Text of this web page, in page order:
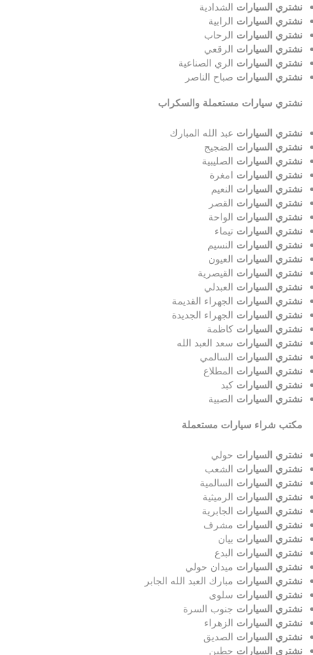
نشتري السيارات الشدادية
نشتري السيارات الرابية
نشتري السيارات الرحاب
نشتري السيارات الرقعي
نشتري السيارات الري الصناعية
نشتري السيارات صباح الناصر
نشتري سيارات مستعملة والسكراب
نشتري السيارات عبد الله المبارك
نشتري السيارات الضجيج
نشتري السيارات الصليبية
نشتري السيارات امغرة
نشتري السيارات النعيم
نشتري السيارات القصر
نشتري السيارات الواحة
نشتري السيارات تيماء
نشتري السيارات النسيم
نشتري السيارات العيون
نشتري السيارات القيصرية
نشتري السيارات العبدلي
نشتري السيارات الجهراء القديمة
نشتري السيارات الجهراء الجديدة
نشتري السيارات كاظمة
نشتري السيارات سعد العبد الله
نشتري السيارات السالمي
نشتري السيارات المطلاع
نشتري السيارات كبد
نشتري السيارات الصبية
مكتب شراء سيارات مستعملة
نشتري السيارات حولي
نشتري السيارات الشعب
نشتري السيارات السالمية
نشتري السيارات الرميثية
نشتري السيارات الجابرية
نشتري السيارات مشرف
نشتري السيارات بيان
نشتري السيارات البدع
نشتري السيارات ميدان حولي
نشتري السيارات مبارك العبد الله الجابر
نشتري السيارات سلوى
نشتري السيارات جنوب السرة
نشتري السيارات الزهراء
نشتري السيارات الصديق
نشتري السيارات حطين